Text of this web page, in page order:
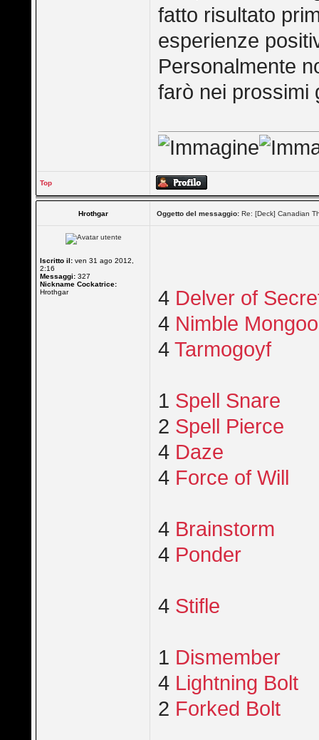
fatto risultato
esperienze
Personalmente
farò nei prossimi
Top
Hrothgar Oggetto del messaggio: Re: [Deck] Canadian
Iscritto il: ven 31 ago 2012,
2:16
Messaggi: 327
Nickname Cockatrice:
Hrothgar
4 Delver of
4 Nimble
4Tarmogoyf
1 Spell Snare
2 Spell Pierce
4 Daze
4 Force of Will
4 Brainstorm
4 Ponder
4 Stifle
1 Dismember
4 Lightning Bolt
2 Forked Bolt